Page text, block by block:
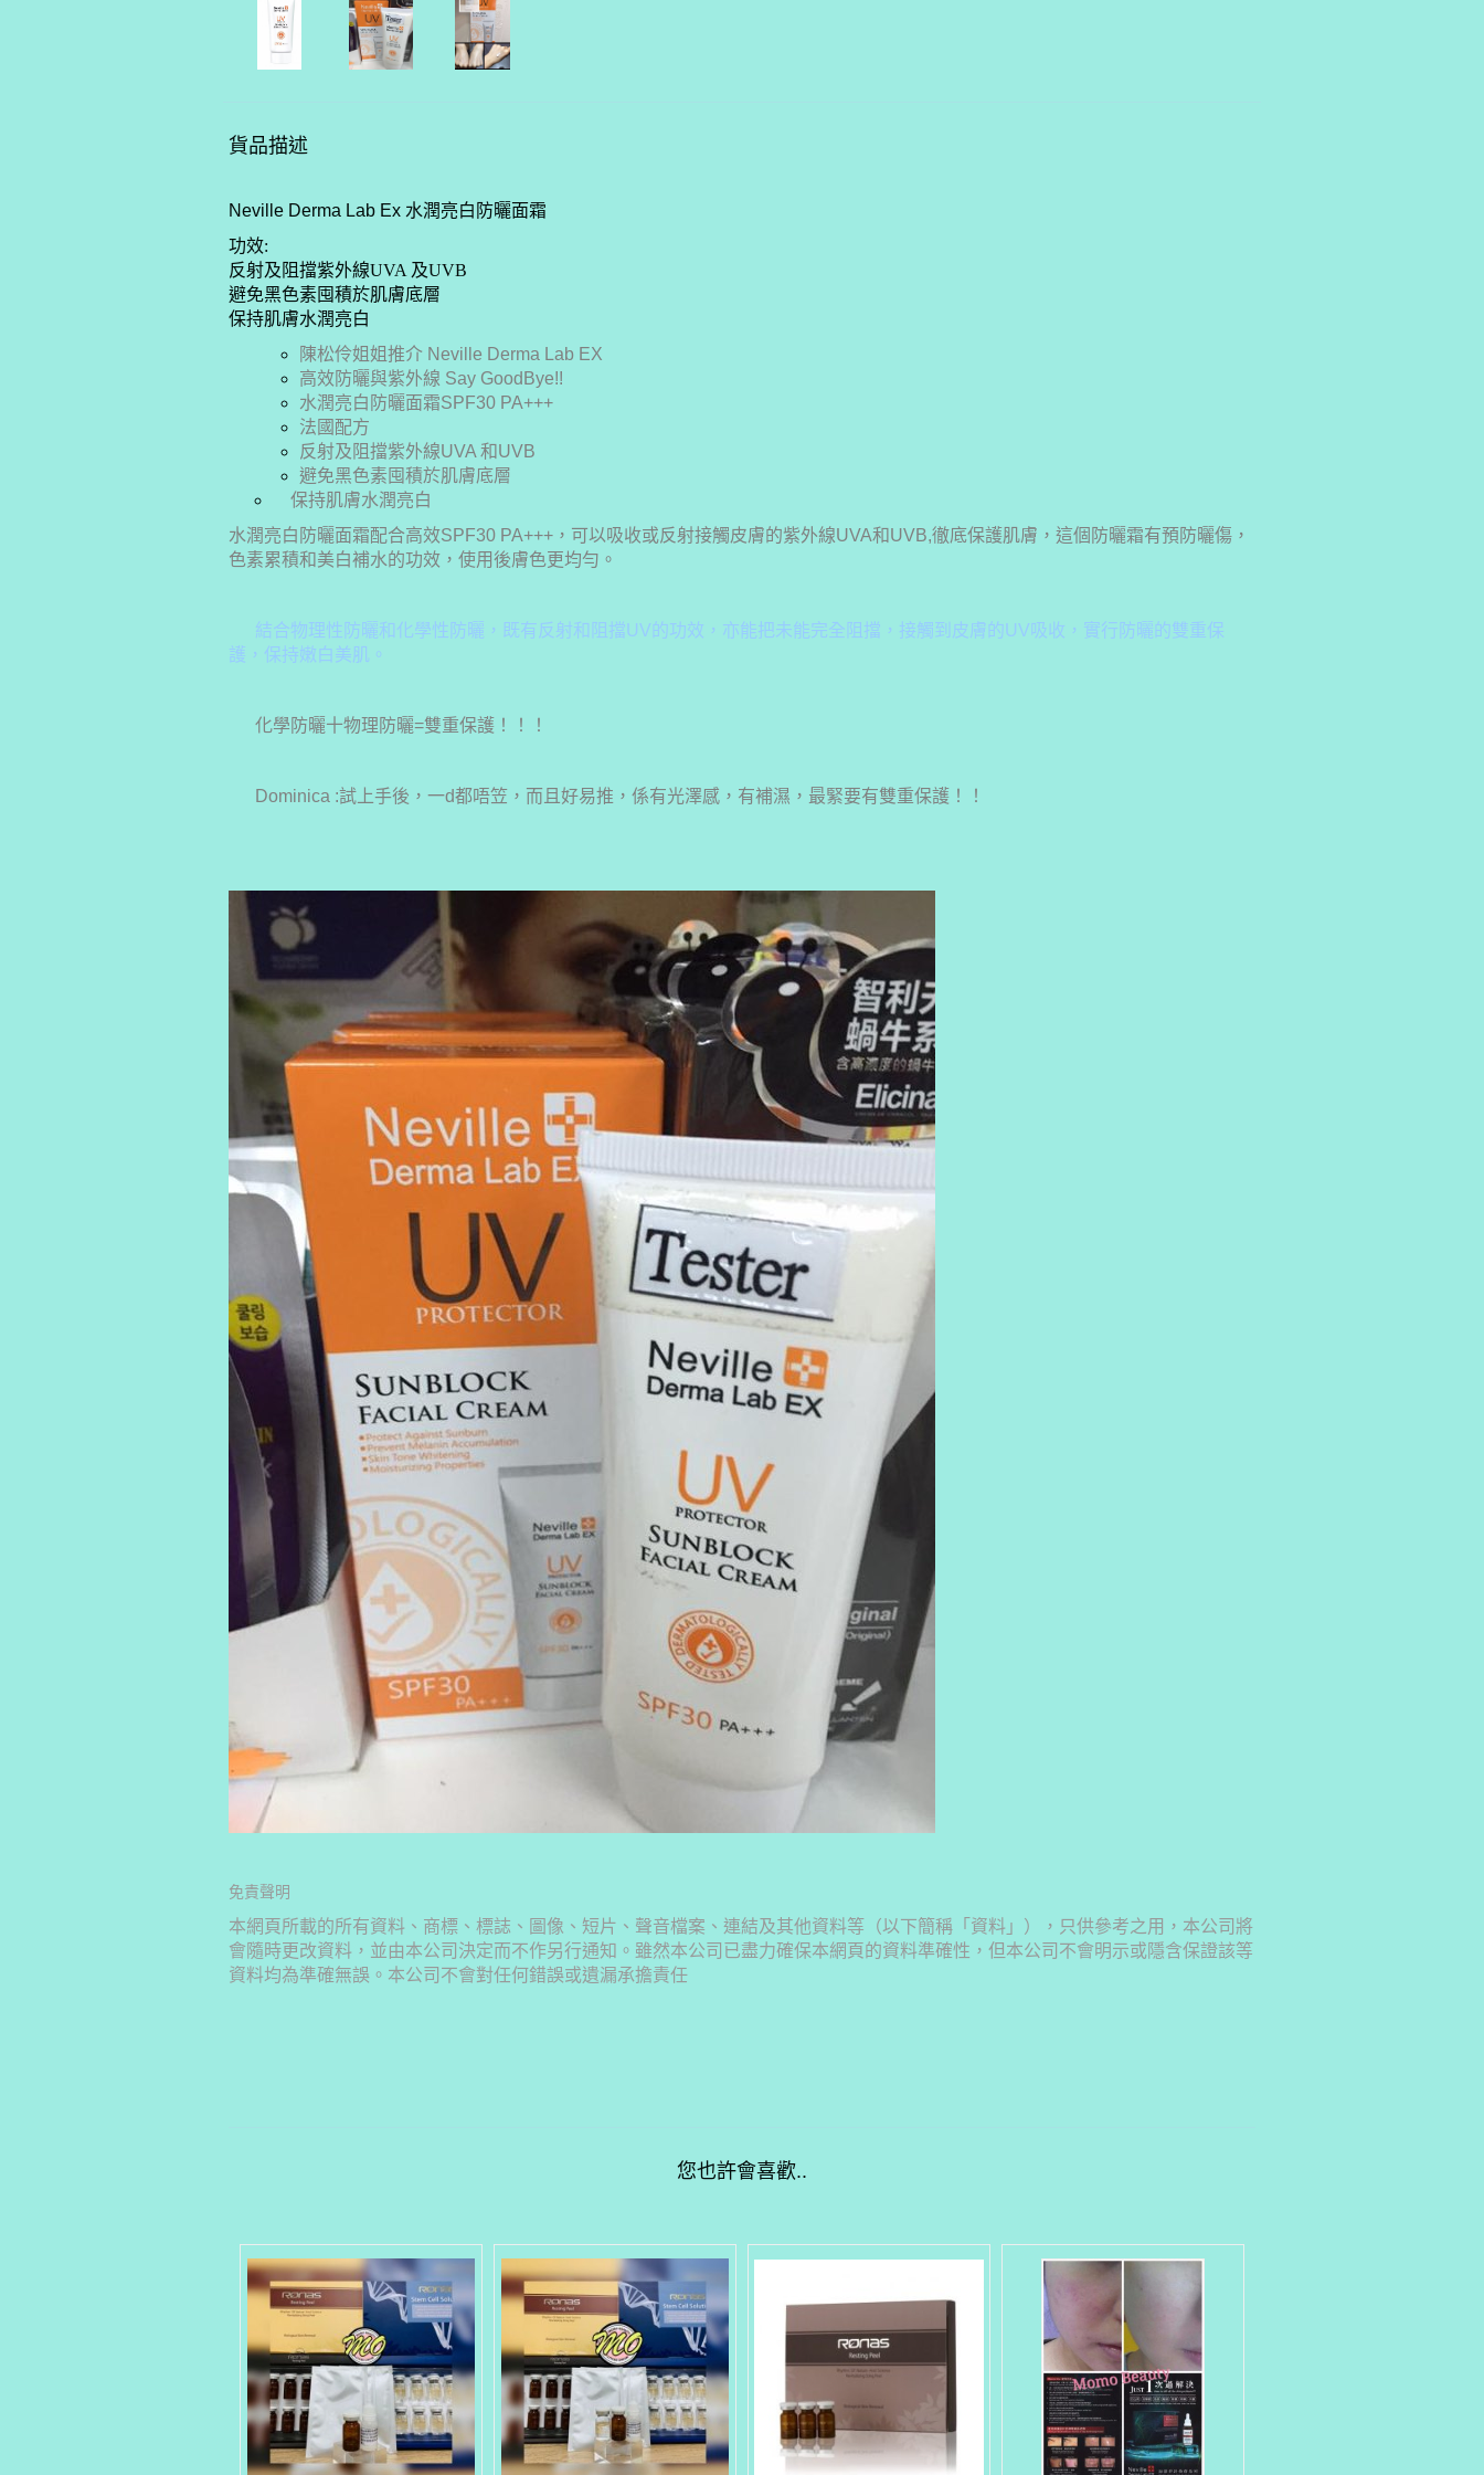
貨品描述
Neville Derma Lab Ex 水潤亮白防曬面霜
功效:
反射及阻擋紫外線UVA 及UVB
避免黑色素囤積於肌膚底層
保持肌膚水潤亮白
陳松伶姐姐推介 Neville Derma Lab EX
高效防曬與紫外線 Say GoodBye!!
水潤亮白防曬面霜SPF30 PA+++
法國配方
反射及阻擋紫外線UVA 和UVB
避免黑色素囤積於肌膚底層
保持肌膚水潤亮白
水潤亮白防曬面霜配合高效SPF30 PA+++，可以吸收或反射接觸皮膚的紫外線UVA和UVB,徹底保護肌膚，這個防曬霜有預防曬傷，
色素累積和美白補水的功效，使用後膚色更均勻。
結合物理性防曬和化學性防曬，既有反射和阻擋UV的功效，亦能把未能完全阻擋，接觸到皮膚的UV吸收，實行防曬的雙重保
護，保持嫩白美肌。
化學防曬十物理防曬=雙重保護！！！
Dominica :試上手後，一d都唔笠，而且好易推，係有光澤感，有補濕，最緊要有雙重保護！！
免責聲明
本網頁所載的所有資料、商標、標誌、圖像、短片、聲音檔案、連結及其他資料等（以下簡稱「資料」），只供參考之用，本公司將
會隨時更改資料，並由本公司決定而不作另行通知。雖然本公司已盡力確保本網頁的資料準確性，但本公司不會明示或隱含保證該等
資料均為準確無誤。本公司不會對任何錯誤或遺漏承擔責任
您也許會喜歡..